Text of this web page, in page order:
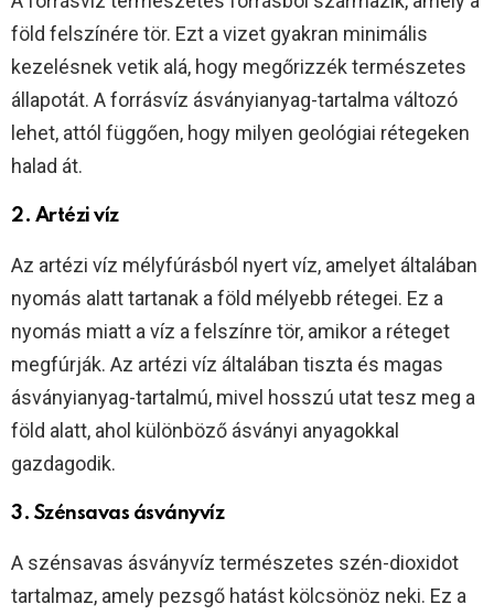
föld felszínére tör. Ezt a vizet gyakran minimális
kezelésnek vetik alá, hogy megőrizzék természetes
állapotát. A forrásvíz ásványianyag-tartalma változó
lehet, attól függően, hogy milyen geológiai rétegeken
halad át.
2. Artézi víz
Az artézi víz mélyfúrásból nyert víz, amelyet általában
nyomás alatt tartanak a föld mélyebb rétegei. Ez a
nyomás miatt a víz a felszínre tör, amikor a réteget
megfúrják. Az artézi víz általában tiszta és magas
ásványianyag-tartalmú, mivel hosszú utat tesz meg a
föld alatt, ahol különböző ásványi anyagokkal
gazdagodik.
3. Szénsavas ásványvíz
A szénsavas ásványvíz természetes szén-dioxidot
tartalmaz, amely pezsgő hatást kölcsönöz neki. Ez a